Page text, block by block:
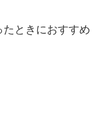
ときにおすすめ